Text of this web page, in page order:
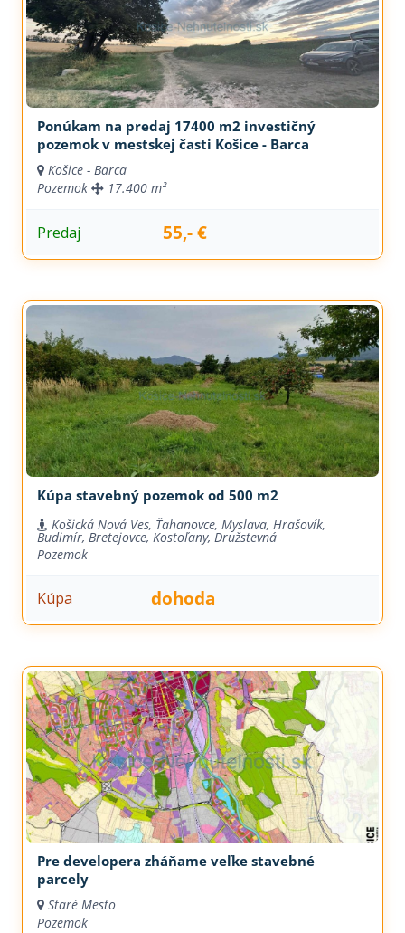
Ponúkam na predaj 17400 m2 investičný
pozemok v mestskej časti Košice - Barca
Košice - Barca
Pozemok
17.400 m²
Predaj 55,- €
Kúpa stavebný pozemok od 500 m2
Košická Nová Ves, Ťahanovce, Myslava, Hrašovík,
Budimír, Bretejovce, Kostoľany, Družstevná
Pozemok
Kúpa dohoda
Pre developera zháňame veľke stavebné
parcely
Staré Mesto
Pozemok